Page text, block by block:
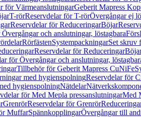
för VärmeanslutningarGeberit Mapress
T-rörReservdelar för T-rörÖvergångar ej
Reservdelar för ReduceringarBöjar
och anslutningar, löstagbara
RörfästenSystempackningarSet skruv
Reservdelar för Reduceringar
för Övergångar och anslutningar,
Tillbehör för Geberit Mapress CuNiFe
med hygienspolningReservdelar för
hygienspolningNätdelar
för Med Mepla pressanslutningarMed
GrenrörReservdelar för Grenrör
MuffarSpännkopplingarÖvergångar till